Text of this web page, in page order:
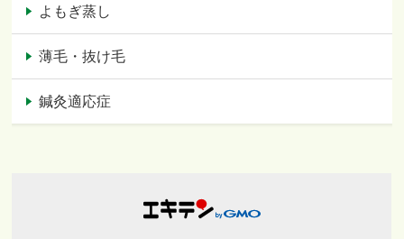
よもぎ蒸し
薄毛・抜け毛
鍼灸適応症